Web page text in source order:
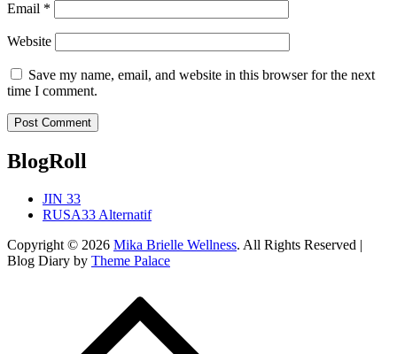
Email *
Website
Save my name, email, and website in this browser for the next
time I comment.
BlogRoll
JIN 33
RUSA33 Alternatif
Copyright © 2026 Mika Brielle Wellness. All Rights Reserved |
Blog Diary by Theme Palace